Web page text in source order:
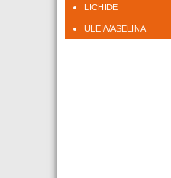
LICHIDE
ULEI/VASELINA